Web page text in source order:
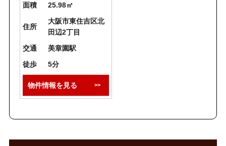
面積
25.98㎡
住所
大阪市東住吉区北
田辺2丁目
交通
美章園駅
徒歩
5分
物件情報を見る